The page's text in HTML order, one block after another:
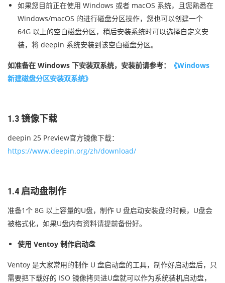
如果您目前正在使用 Windows 或者 macOS 系统，且您熟悉在
Windows/macOS 的进行磁盘分区操作，您也可以创建一个
64G 以上的空白磁盘分区，稍后安装系统时可以选择自定义安
装，将 deepin 系统安装到该空白磁盘分区。
如准备在 Windows 下安装双系统，安装前请参考：
《Windows
新建磁盘分区安装双系统》
1.3 镜像下载
deepin 25 Preview官方镜像下载：
https://www.deepin.org/zh/download/
1.4 启动盘制作
准备1个 8G 以上容量的U盘，制作 U 盘启动安装盘的时候，U盘会
被格式化，如果U盘内有资料请提前备份好。
使用 Ventoy 制作启动盘
Ventoy 是大家常用的制作 U 盘启动盘的工具，制作好启动盘后，只
需要把下载好的 ISO 镜像拷贝进U盘就可以作为系统装机启动盘，